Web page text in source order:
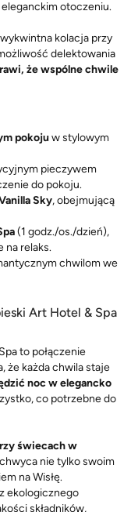
otoczeniu.
kolacja przy
delektowania
że wspólne chwile
pokojuw stylowym
pieczywem
do pokoju.
Sky, obejmującą
(1 godz./os./dzień),
na relaks.
chwilom we
Art Hotel & Spa
to połączenie
że każda chwila staje
noc w elegancko
co potrzebne do
świecach w
nie tylko swoim
na Wisłę.
ekologicznego
składników,